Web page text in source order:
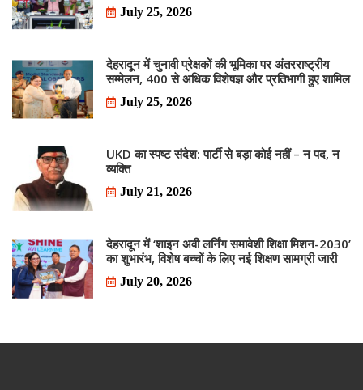
July 25, 2026
देहरादून में चुनावी प्रेक्षकों की भूमिका पर अंतरराष्ट्रीय
सम्मेलन, 400 से अधिक विशेषज्ञ और प्रतिभागी हुए शामिल
July 25, 2026
UKD का स्पष्ट संदेश: पार्टी से बड़ा कोई नहीं – न पद, न
व्यक्ति
July 21, 2026
देहरादून में ‘शाइन अवी लर्निंग समावेशी शिक्षा मिशन-2030’
का शुभारंभ, विशेष बच्चों के लिए नई शिक्षण सामग्री जारी
July 20, 2026